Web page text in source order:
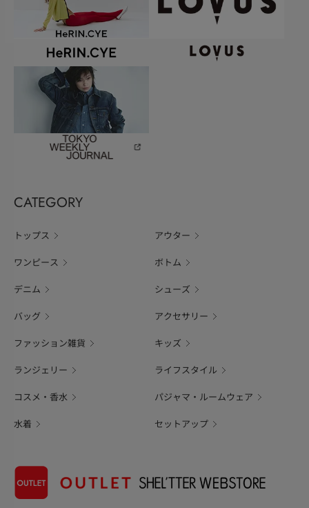
CATEGORY
トップス アウター
ワンピース ボトム
デニム シューズ
バッグ アクセサリー
ファッション雑貨 キッズ
ランジェリー ライフスタイル
コスメ・香水 パジャマ・ルームウェア
水着 セットアップ